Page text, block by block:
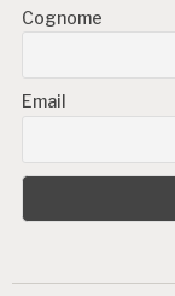
Cognome
Email